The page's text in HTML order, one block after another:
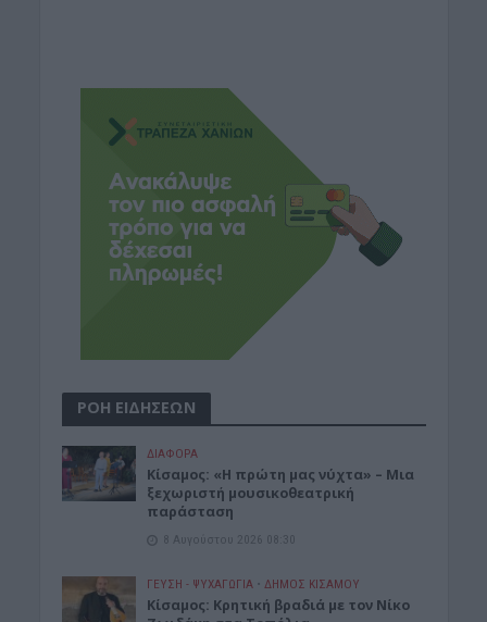
ΡΟΗ ΕΙΔΗΣΕΩΝ
ΔΙΆΦΟΡΑ
Κίσαμος: «Η πρώτη μας νύχτα» – Μια
ξεχωριστή μουσικοθεατρική
παράσταση
8 Αυγούστου 2026 08:30
ΓΕΎΣΗ - ΨΥΧΑΓΩΓΊΑ • ΔΉΜΟΣ ΚΙΣΆΜΟΥ
Kίσαμος: Κρητική βραδιά με τον Νίκο